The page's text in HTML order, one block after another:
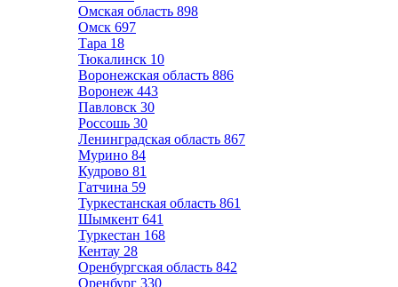
Омская область 898
Омск 697
Тара 18
Тюкалинск 10
Воронежская область 886
Воронеж 443
Павловск 30
Россошь 30
Ленинградская область 867
Мурино 84
Кудрово 81
Гатчина 59
Туркестанская область 861
Шымкент 641
Туркестан 168
Кентау 28
Оренбургская область 842
Оренбург 330